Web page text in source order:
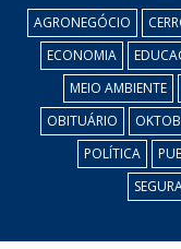
AGRONEGÓCIO
ECONOMIA
MEIO AMBIENTE
OBITUÁRIO
POLÍTICA